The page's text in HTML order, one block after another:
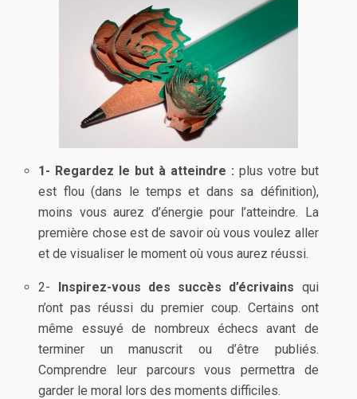
1- Regardez le but à atteindre : plus votre but
est flou (dans le temps et dans sa définition),
moins vous aurez d’énergie pour l’atteindre. La
première chose est de savoir où vous voulez aller
et devisualiser le moment où vous aurez réussi.
2- Inspirez-vous des succès d’écrivains qui
n’ont pas réussi du premier coup. Certains ont
même essuyé de nombreux échecs avant de
terminer un manuscrit ou d’être publiés.
Comprendre leur parcours vous permettra de
garder le moral lors des moments difficiles.